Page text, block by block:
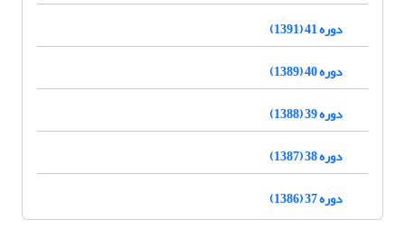
دوره 41 (1391)
دوره 40 (1389)
دوره 39 (1388)
دوره 38 (1387)
دوره 37 (1386)